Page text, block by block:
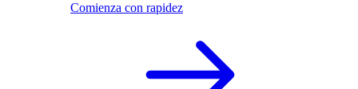
Comienza con rapidez